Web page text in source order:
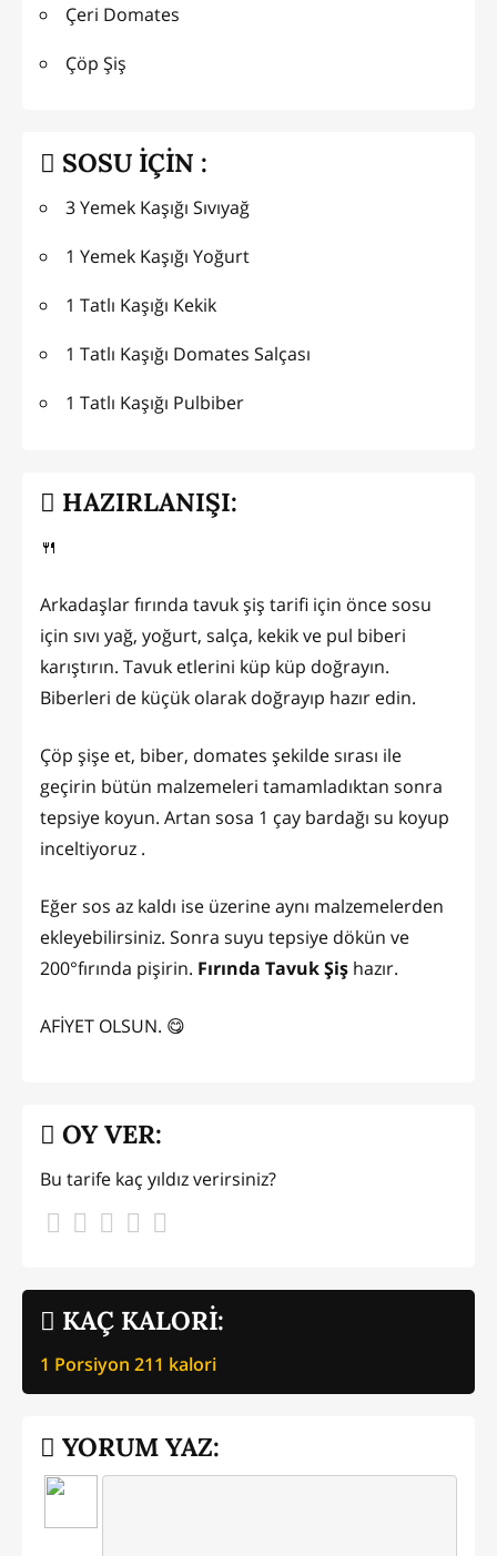
Çeri Domates
Çöp Şiş
SOSU İÇİN :
3 Yemek Kaşığı Sıvıyağ
1 Yemek Kaşığı Yoğurt
1 Tatlı Kaşığı Kekik
1 Tatlı Kaşığı Domates Salçası
1 Tatlı Kaşığı Pulbiber
HAZIRLANIŞI:
🍴
Arkadaşlar fırında tavuk şiş tarifi için önce sosu
için sıvı yağ, yoğurt, salça, kekik ve pul biberi
karıştırın. Tavuk etlerini küp küp doğrayın.
Biberleri de küçük olarak doğrayıp hazır edin.
Çöp şişe et, biber, domates şekilde sırası ile
geçirin bütün malzemeleri tamamladıktan sonra
tepsiye koyun. Artan sosa 1 çay bardağı su koyup
inceltiyoruz .
Eğer sos az kaldı ise üzerine aynı malzemelerden
ekleyebilirsiniz. Sonra suyu tepsiye dökün ve
200°fırında pişirin. Fırında Tavuk Şiş hazır.
AFİYET OLSUN. 😋
KAÇ KALORİ:
1 Porsiyon 211 kalori
OY VER:
Bu tarife kaç yıldız verirsiniz?
YORUM YAZ: